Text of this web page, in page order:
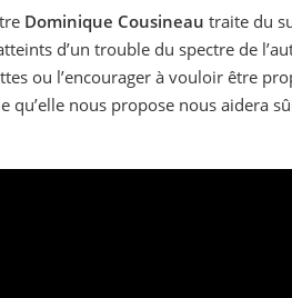
Dominique Cousineau traite du
d’un trouble du spectre de
ou l’encourager à vouloir être
qu’elle nous propose nous aidera